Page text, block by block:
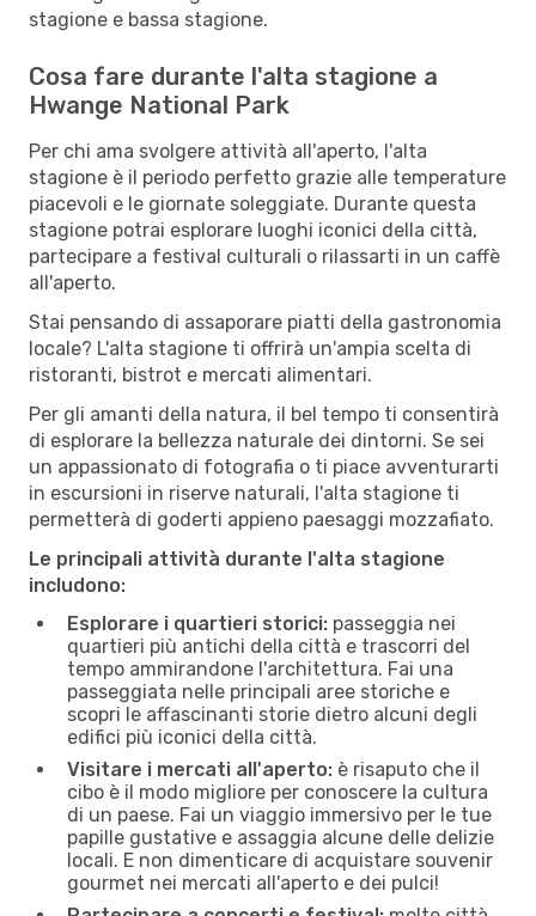
stagione e bassa stagione.
Cosa fare durante l'alta stagione a
Hwange National Park
Per chi ama svolgere attività all'aperto, l'alta
stagione è il periodo perfetto grazie alle temperature
piacevoli e le giornate soleggiate. Durante questa
stagione potrai esplorare luoghi iconici della città,
partecipare a festival culturali o rilassarti in un caffè
all'aperto.
Stai pensando di assaporare piatti della gastronomia
locale? L'alta stagione ti offrirà un'ampia scelta di
ristoranti, bistrot e mercati alimentari.
Per gli amanti della natura, il bel tempo ti consentirà
di esplorare la bellezza naturale dei dintorni. Se sei
un appassionato di fotografia o ti piace avventurarti
in escursioni in riserve naturali, l'alta stagione ti
permetterà di goderti appieno paesaggi mozzafiato.
Le principali attività durante l'alta stagione
includono:
Esplorare i quartieri storici: passeggia nei
quartieri più antichi della città e trascorri del
tempo ammirandone l'architettura. Fai una
passeggiata nelle principali aree storiche e
scopri le affascinanti storie dietro alcuni degli
edifici più iconici della città.
Visitare i mercati all'aperto: è risaputo che il
cibo è il modo migliore per conoscere la cultura
di un paese. Fai un viaggio immersivo per le tue
papille gustative e assaggia alcune delle delizie
locali. E non dimenticare di acquistare souvenir
gourmet nei mercati all'aperto e dei pulci!